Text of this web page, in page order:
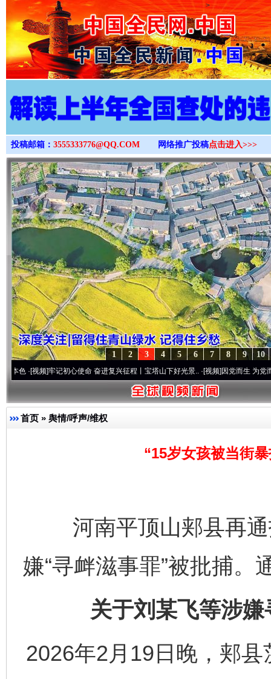
>
投稿邮箱： 3555333776@QQ.COM 网络推广投稿点击进入>>>
10
9
8
7
6
5
4
3
2
1
牢记初心使命 奋进复兴征程丨宝塔山下好光景..·[视频]因党而生 为党而战——百年“
首页 » 舆情/呼声/维权
“15岁女孩被当街
河南平顶山郏县再通
嫌“寻衅滋事罪”被批捕。
关于刘某飞等涉
2026年2月19日晚，郏